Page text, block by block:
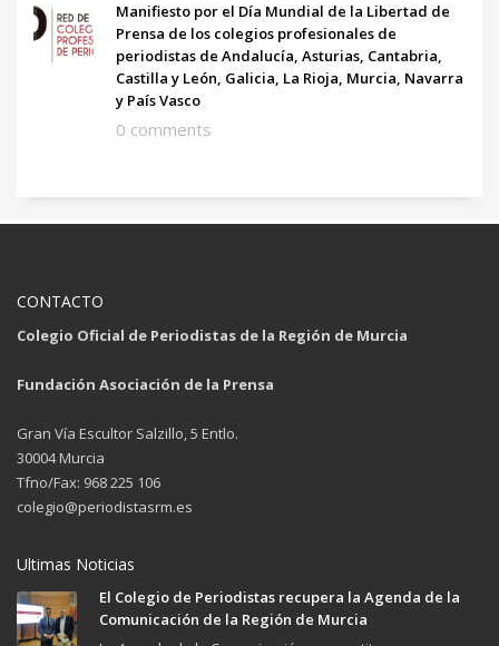
Manifiesto por el Día Mundial de la Libertad de
Prensa de los colegios profesionales de
periodistas de Andalucía, Asturias, Cantabria,
Castilla y León, Galicia, La Rioja, Murcia, Navarra
y País Vasco
0 comments
CONTACTO
Colegio Oficial de Periodistas de la Región de Murcia
Fundación Asociación de la Prensa
Gran Vía Escultor Salzillo, 5 Entlo.
30004 Murcia
Tfno/Fax: 968 225 106
colegio@periodistasrm.es
Ultimas Noticias
El Colegio de Periodistas recupera la Agenda de la
Comunicación de la Región de Murcia